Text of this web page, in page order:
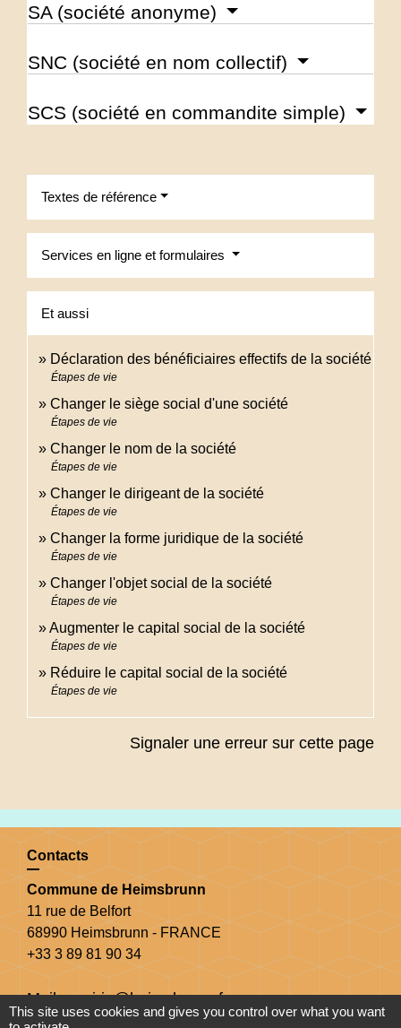
SA (société anonyme)
SNC (société en nom collectif)
SCS (société en commandite simple)
Textes de référence
Services en ligne et formulaires
Et aussi
Déclaration des bénéficiaires effectifs de la société
Étapes de vie
Changer le siège social d'une société
Étapes de vie
Changer le nom de la société
Étapes de vie
Changer le dirigeant de la société
Étapes de vie
Changer la forme juridique de la société
Étapes de vie
Changer l'objet social de la société
Étapes de vie
Augmenter le capital social de la société
Étapes de vie
Réduire le capital social de la société
Étapes de vie
Signaler une erreur sur cette page
Contacts
Commune de Heimsbrunn
11 rue de Belfort
68990 Heimsbrunn - FRANCE
+33 3 89 81 90 34
Mail : mairie@heimsbrunn.fr
This site uses cookies and gives you control over what you want